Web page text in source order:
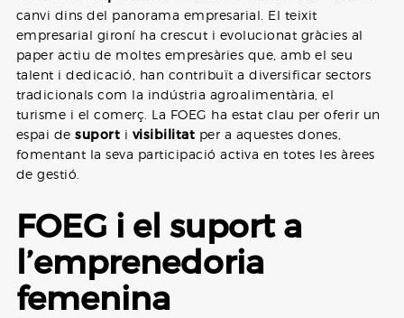
canvi dins del panorama empresarial. El teixit
empresarial gironí ha crescut i evolucionat gràcies al
paper actiu de moltes empresàries que, amb el seu
talent i dedicació, han contribuït a diversificar sectors
tradicionals com la indústria agroalimentària, el
turisme i el comerç. La FOEG ha estat clau per oferir un
espai desuport i visibilitat per a aquestes dones,
fomentant la seva participació activa en totes les àrees
de gestió.
FOEG i el suport a
l’emprenedoria
femenina